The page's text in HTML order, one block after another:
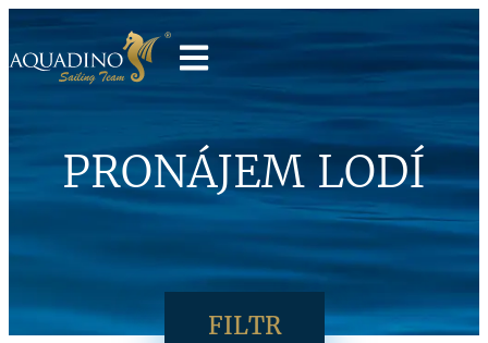
PRONÁJEM LODÍ
FILTR